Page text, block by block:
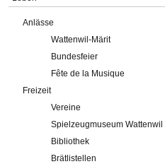
Anlässe
Wattenwil-Märit
Bundesfeier
Fête de la Musique
Freizeit
Vereine
Spielzeugmuseum Wattenwil
Bibliothek
Brätlistellen